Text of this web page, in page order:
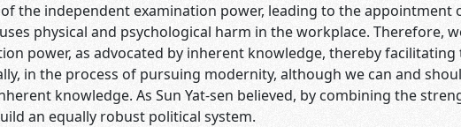
the independent examination power, leading to the
physical and psychological harm in the workplace. Therefore,
power, as advocated by inherent knowledge, thereby
in the process of pursuing modernity, although we can and
knowledge. As Sun Yat-sen believed, by combining the
an equally robust political system.